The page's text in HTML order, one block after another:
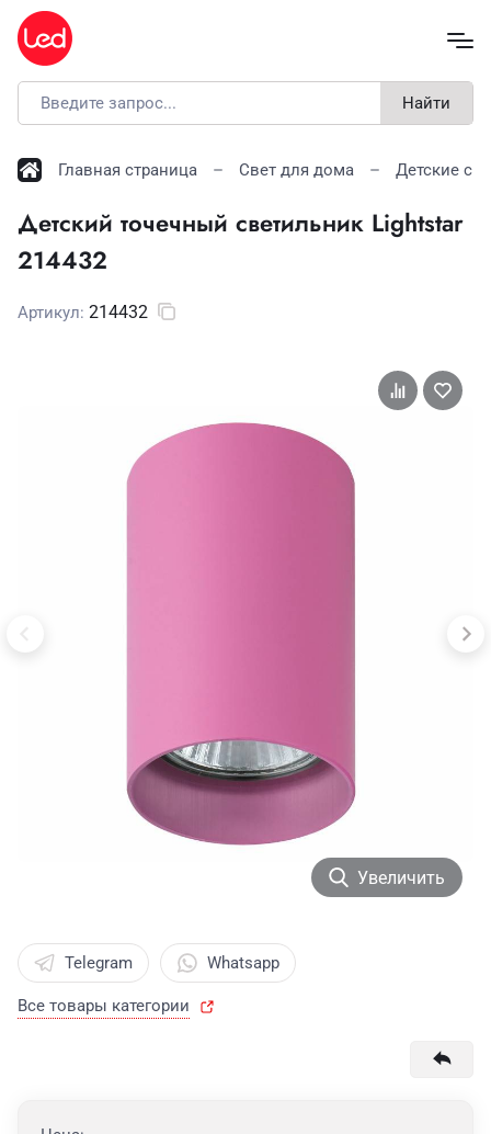
Найти
Главная страница Свет для дома Детские
Детский точечный светильник Lightstar
214432
Артикул: 214432
Увеличить
Telegram Whatsapp
Все товары категории